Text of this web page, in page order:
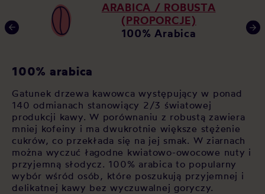
ARABICA / ROBUSTA
(PROPORCJE)
100% Arabica
100% arabica
Gatunek drzewa kawowca występujący w ponad
140 odmianach stanowiący 2/3 światowej
produkcji kawy. W porównaniu z robustą zawiera
mniej kofeiny i ma dwukrotnie większe stężenie
cukrów, co przekłada się na jej smak. W ziarnach
można wyczuć łagodne kwiatowo-owocowe nuty i
przyjemną słodycz. 100% arabica to popularny
wybór wśród osób, które poszukują przyjemnej i
delikatnej kawy bez wyczuwalnej goryczy.